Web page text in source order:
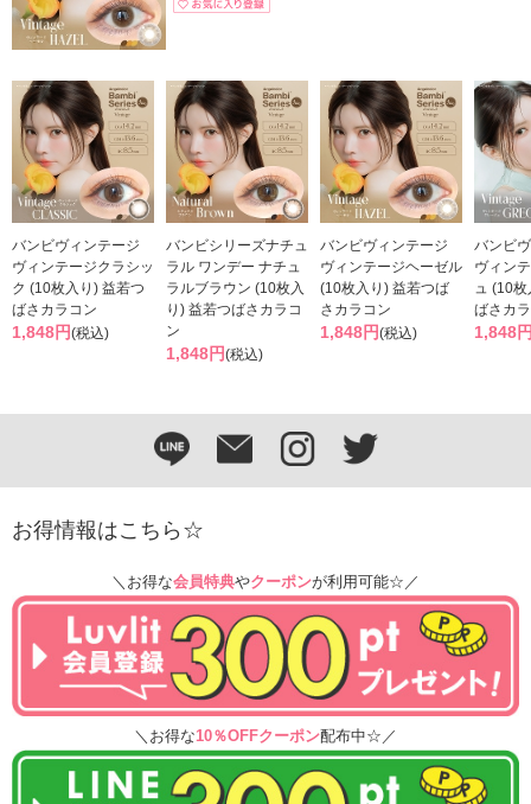
バンビヴィンテージ
ヴィンテージクラシッ
ク (10枚入り) 益若つ
ばさカラコン
1,848円(税込)
バンビシリーズナチュ
ラル ワンデー ナチュ
ラルブラウン (10枚入
り) 益若つばさカラコ
ン
1,848円(税込)
バンビヴィンテージ
ヴィンテージヘーゼル
(10枚入り) 益若つば
さカラコン
1,848円(税込)
バンビ
ヴィン
ュ (10
ばさカ
1,848
お得情報はこちら☆
＼お得な会員特典やクーポンが利用可能☆／
＼お得な10％OFFクーポン配布中☆／